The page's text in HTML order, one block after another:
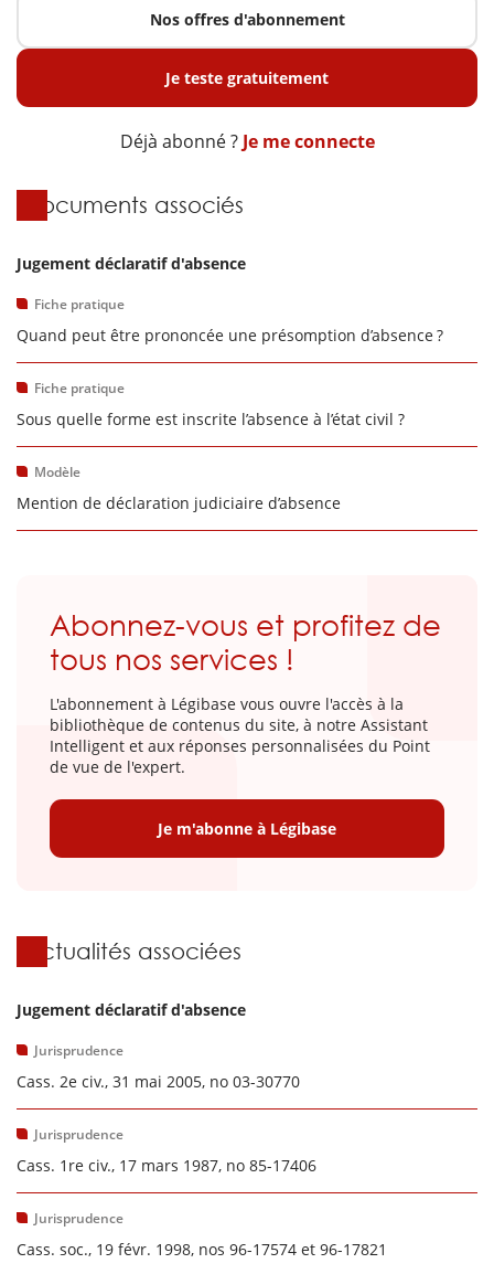
Nos offres d'abonnement
Je teste gratuitement
Déjà abonné ? Je me connecte
Documents associés
Jugement déclaratif d'absence
Fiche pratique
Quand peut être prononcée une présomption d’absence ?
Fiche pratique
Sous quelle forme est inscrite l’absence à l’état civil ?
Modèle
Mention de déclaration judiciaire d’absence
Abonnez-vous et profitez de
tous nos services !
L'abonnement à Légibase vous ouvre l'accès à la
bibliothèque de contenus du site, à notre Assistant
Intelligent et aux réponses personnalisées du Point
de vue de l'expert.
Je m'abonne à Légibase
Actualités associées
Jugement déclaratif d'absence
Jurisprudence
Cass. 2e civ., 31 mai 2005, no 03-30770
Jurisprudence
Cass. 1re civ., 17 mars 1987, no 85-17406
Jurisprudence
Cass. soc., 19 févr. 1998, nos 96-17574 et 96-17821